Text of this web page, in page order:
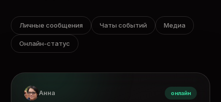
Личные сообщения Чаты событий Медиа
Онлайн-статус
Анна онлайн